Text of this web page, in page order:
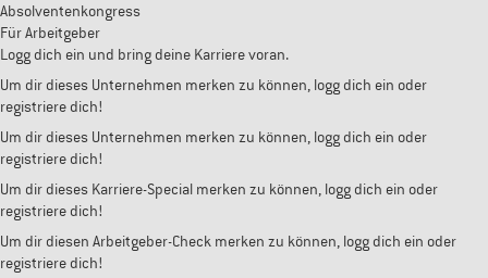
Absolventenkongress
Für Arbeitgeber
Logg dich ein und bring deine Karriere voran.
Um dir dieses Unternehmen merken zu können, logg dich ein oder
registriere dich!
Um dir dieses Unternehmen merken zu können, logg dich ein oder
registriere dich!
Um dir dieses Karriere-Special merken zu können, logg dich ein oder
registriere dich!
Um dir diesen Arbeitgeber-Check merken zu können, logg dich ein oder
registriere dich!